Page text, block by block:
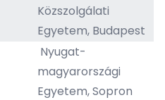
Közszolgálati
Egyetem, Budapest
Nyugat-
magyarországi
Egyetem, Sopron